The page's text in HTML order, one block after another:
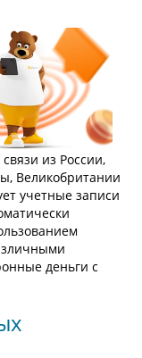
из России,
Великобритании
учетные записи
деньги с